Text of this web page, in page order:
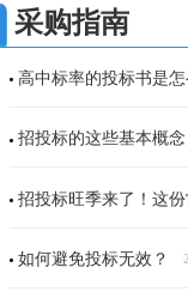
采购指南
高中标率的投标书是
招投标的这些基本概
招投标旺季来了！这
如何避免投标无效？